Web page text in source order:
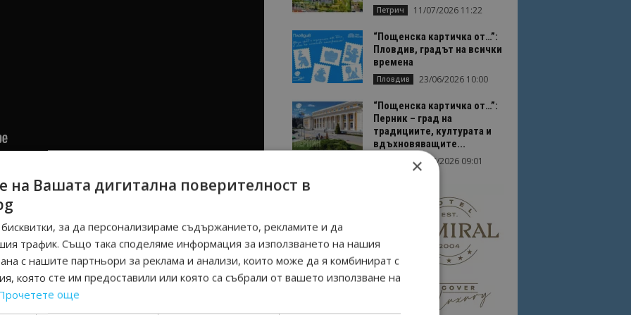
НА АВИОКОМПАНИИ, ТУРОПЕРАТОРИ И
КАНАЛА НА BGTOURISM.BG -
ТУК!
в Google News Showcase
Петрич 11/07/2026 11:22
“Пощенска картичка от…”:
Пловдив, градът на всички
времена
Пловдив 23/06/2026 10:00
“Пощенска картичка от…”:
Перник – град на
традициите, културата и
вдъхновяващите...
17/06/2026 09:01
×
на Вашата дигитална поверителност в
за да персонализираме съдържанието, рекламите и да
трафик. Също така споделяме информация за използването на нашия
с нашите партньори за реклама и анализи, които може да я комбинират с
която сте им предоставили или която са събрали от вашето използване на
още